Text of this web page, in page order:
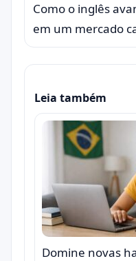
Como o inglês
em um mercado
Leia também
Domine novas